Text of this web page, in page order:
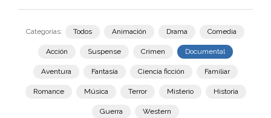
Categorías: Todos Animación Drama Comedia
Acción Suspense Crimen Documental
Aventura Fantasía Ciencia ficción Familiar
Romance Música Terror Misterio Historia
Guerra Western